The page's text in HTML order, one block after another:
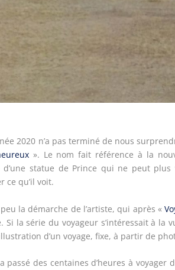
2020 n’a pas terminé de nous
». Le nom fait référence à la
d’une statue de Prince qui ne peut
ce qu’il voit.
peu la démarche de l’artiste, qui après «
Si la série du voyageur s’intéressait à la
d’un voyage, fixe, à partir de
passé des centaines d’heures à